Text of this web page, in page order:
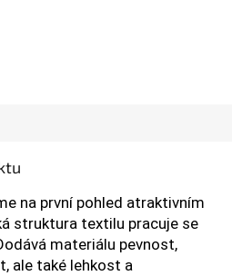
na první pohled atraktivním
struktura textilu pracuje se
materiálu pevnost,
ale také lehkost a